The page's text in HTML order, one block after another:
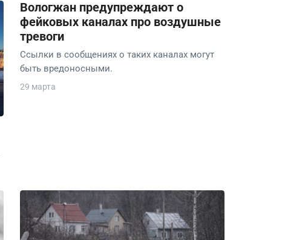
Вологжан предупреждают о
фейковых каналах про воздушные
тревоги
Ссылки в сообщениях о таких каналах могут
быть вредоносными.
29 марта